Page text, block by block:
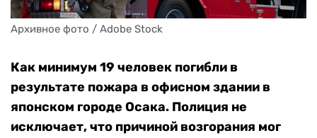
Архивное фото / Adobe Stock
Как минимум 19 человек погибли в
результате пожара в офисном здании в
японском городе Осака. Полиция не
исключает, что причиной возгорания мог